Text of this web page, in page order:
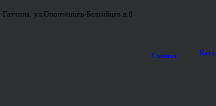
Гатчина, ул.Ополченцев-Балтийцев д.8
Главная